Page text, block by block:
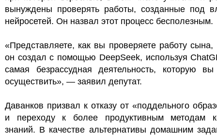
вынуждены проверять работы, созданные под
нейросетей. Он назвал этот процесс бесполезным.
«Представляете, как вы проверяете работу сына,
он создал с помощью DeepSeek, используя
самая безрассудная деятельность, которую
осуществить», — заявил депутат.
Даванков призвал к отказу от «поддельного
и переходу к более продуктивным методам
знаний. В качестве альтернативы домашним